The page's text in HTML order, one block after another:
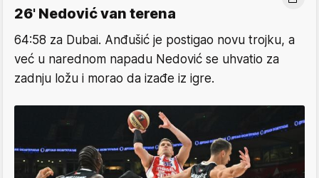
26' Nedović van terena
64:58 za Dubai. Anđušić je postigao novu trojku, a
već u narednom napadu Nedović se uhvatio za
zadnju ložu i morao da izađe iz igre.